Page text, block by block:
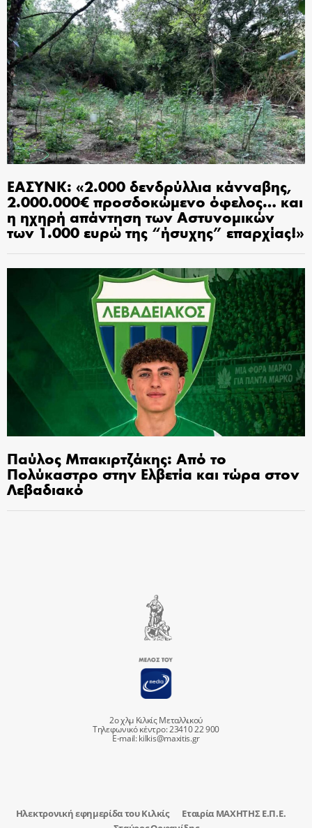
ΕΑΣΥΝΚ: «2.000 δενδρύλλια κάνναβης,
2.000.000€ προσδοκώμενο όφελος… και
η ηχηρή απάντηση των Αστυνομικών
των 1.000 ευρώ της “ήσυχης” επαρχίας!»
Παύλος Μπακιρτζάκης: Από το
Πολύκαστρο στην Ελβετία και τώρα στον
Λεβαδιακό
2ο χλμ Κιλκίς Μεταλλικού
Τηλεφωνικό κέντρο: 23410 22 900
E-mail:kilkis@maxitis.gr
Ηλεκτρονική εφημερίδα του Κιλκίς
Εταιρία ΜΑΧΗΤΗΣ Ε.Π.Ε.